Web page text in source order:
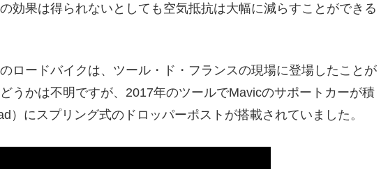
効果は得られないとしても空気抵抗は大幅に減らすことができる
ロードバイクは、ツール・ド・フランスの現場に登場したことが
うかは不明ですが、2017年のツールでMavicのサポートカーが積
）にスプリング式のドロッパーポストが搭載されていました。